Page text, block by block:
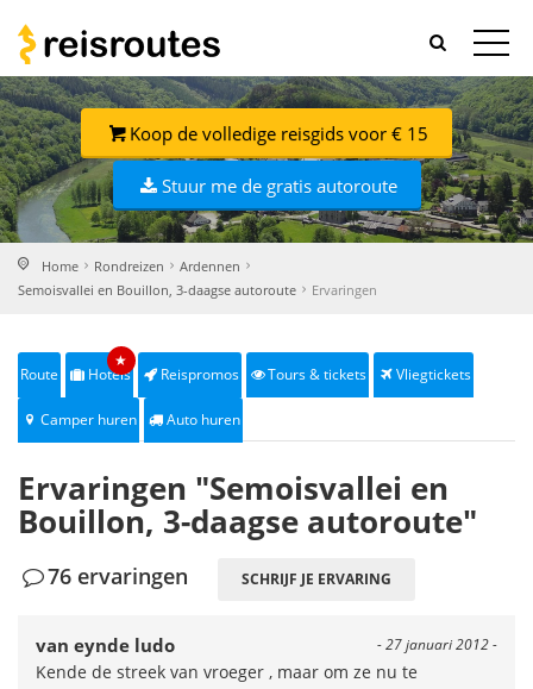
Koop de volledige reisgids voor € 15
Stuur me de gratis autoroute
Home Rondreizen
Ardennen
Semoisvallei en Bouillon, 3-daagse autoroute
Ervaringen
Route Hotels
★
Reispromos Tours & tickets Vliegtickets
Camper huren Auto huren
Ervaringen "Semoisvallei en
Bouillon, 3-daagse autoroute"
76 ervaringen SCHRIJF JE ERVARING
- 27 januari 2012 -
van eynde ludo
Kende de streek van vroeger , maar om ze nu te